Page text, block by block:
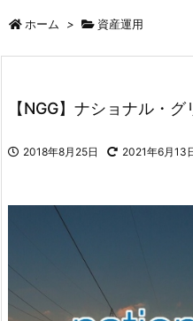
ホーム > 資産運用
【NGG】ナショナル・
2018年8月25日 2021年6月13